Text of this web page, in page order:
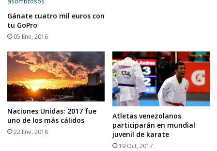
Gánate cuatro mil euros con
tu GoPro
05 Ene, 2016
Naciones Unidas: 2017 fue
uno de los más cálidos
22 Ene, 2018
Atletas venezolanos
participarán en mundial
juvenil de karate
19 Oct, 2017